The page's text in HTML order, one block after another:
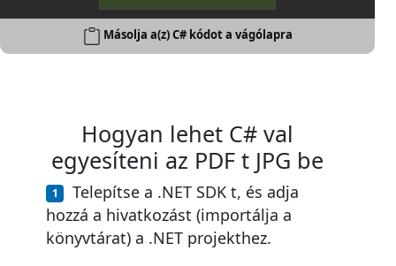
Másolja a(z) C# kódot a vágólapra
Hogyan lehet C# val
egyesíteni az PDF t JPG be
Telepítse a .NET SDK t, és adja
hozzá a hivatkozást (importálja a
könyvtárat) a .NET projekthez.